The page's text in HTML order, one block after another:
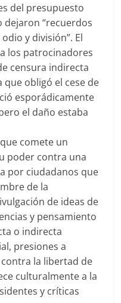
del presupuesto
“recuerdos
y división”. El
a los patrocinadores
censura indirecta
obligó el cese de
esporádicamente
el daño estaba
comete un
poder contra una
por ciudadanos que
de la
de ideas de
y pensamiento
o indirecta
presiones a
la libertad de
culturalmente a la
y críticas